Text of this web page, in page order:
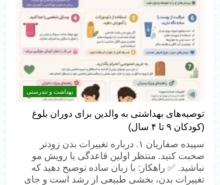
بهداشت و تندرستی
توصیه‌های بهداشتی به والدین برای دوران بلوغ
(کودکان ۹ تا ۴ سال)
سپیده صفاریان ۱. درباره تغییرات بدن زودتر
صحبت کنید. منتظر اولین قاعدگی یا رویش مو
نباشید. ✅ راهکار: با زبان ساده توضیح دهید که
تغییرات بدن، بخشی طبیعی از رشد است و جای